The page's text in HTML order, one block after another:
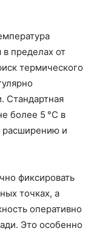
пределах от
термического
Стандартная
более 5 °C в
расширению и
фиксировать
точках, а
оперативно
Это особенно